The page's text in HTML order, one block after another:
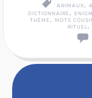
ANIMAUX,
DICTIONNAIRE ,
THÈME , MOTS
RITUEL,